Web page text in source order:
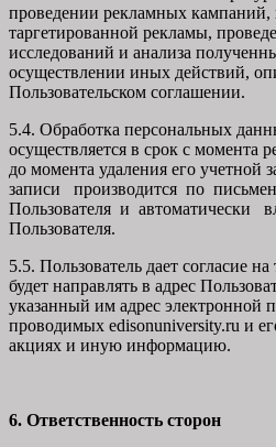
проведении рекламных кампаний,
таргетированной рекламы,
исследований и анализа
осуществлении иных действий,
Пользовательском соглашении.
5.4. Обработка персональных
осуществляется в срок с момента
до момента удаления его учетной
записи производится по
Пользователя и автоматически
Пользователя.
5.5. Пользователь дает согласие
будет направлять в адрес
указанный им адрес
проводимых edisonuniversity.ru и
акциях и иную информацию.
6. Ответственность сторон